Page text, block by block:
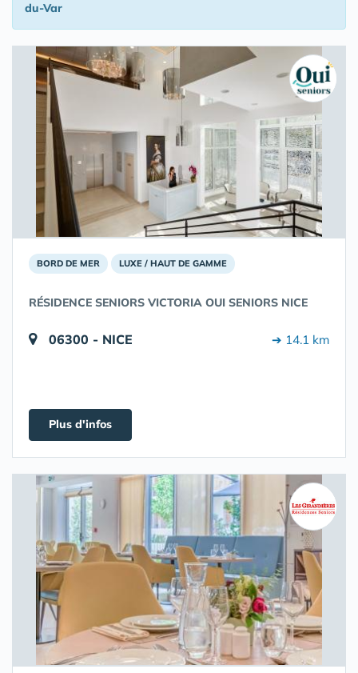
du-Var
BORD DE MER LUXE / HAUT DE GAMME
RÉSIDENCE SENIORS VICTORIA OUI SENIORS NICE
06300 - NICE ➔ 14.1 km
Plus d'infos